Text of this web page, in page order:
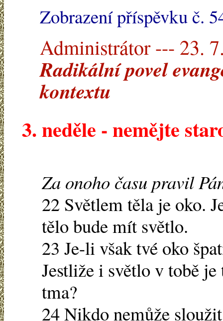
Zobrazení příspěvku č.
Administrátor --- 23.
Radikální povel
kontextu
3. neděle - nemějte
Za onoho času pravil
22 Světlem těla je oko.
tělo bude mít světlo.
23 Je-li však tvé oko
Jestliže i světlo v tobě
tma?
24 Nikdo nemůže